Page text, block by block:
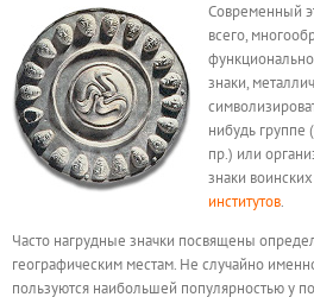
ОБРАЗЦЫ
КОНТАКТЫ
Современный
всего,
знаки,
нибудь группе
пр.) или
знаки
институтов.
Часто нагрудные значки посвящены
географическим местам. Не случайно
пользуются наибольшей популярностью у